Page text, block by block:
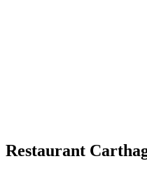
Restaurant